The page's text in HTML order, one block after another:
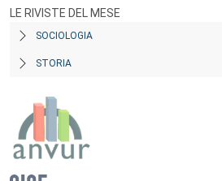
LE RIVISTE DEL MESE
SOCIOLOGIA
STORIA